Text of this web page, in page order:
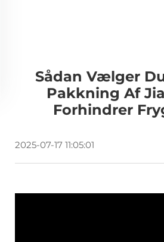
Sådan Vælger
Pakkning Af
Forhindrer
2025-07-17 11:05:01